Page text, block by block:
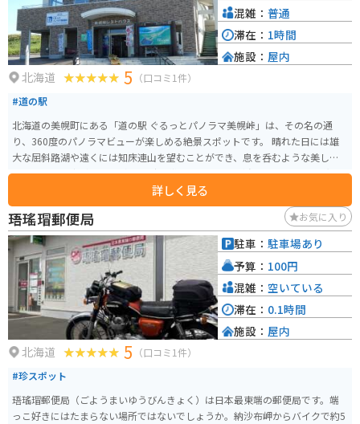
北海道 5 （口コミ1件）
#道の駅
北海道の美幌町にある「道の駅 ぐるっとパノラマ美幌峠」は、その名の通
り、360度のパノラマビューが楽しめる絶景スポットです。 晴れた日には雄
大な屈斜路湖や遠くには知床連山を望むことができ、息を呑むような美しさ
です。 特に、朝焼けと夕焼けの時間帯は、空と湖面が赤やオレンジ色に染ま
り、幻想的な風景が広がります。 道の駅には、地元の食材を使ったレストラ
ンや、特産品を販売するショップがあり、旅の休憩にも最適です。 バイクで
訪れる際は、峠道はカーブが多いので、安全運転を心がけてください。 周辺
には、屈斜路湖畔の温泉街や、広大な牧草地帯が広がり、北海道らしい雄大
な自然を満喫できます。 美幌峠は、夏はラベンダー、秋は紅葉と、季節ごと
に異なる表情を見せてくれるので、何度訪れても飽きることがありません。
詳しく見る
混雑： 普通
滞在： 1時間
施設： 屋内
珸瑤瑁郵便局 お気に入り
北海道 5 （口コミ1件）
#珍スポット
珸瑤瑁郵便局（ごようまいゆうびんきょく）は日本最東端の郵便局です。端
っこ好きにはたまらない場所ではないでしょうか。納沙布岬からバイクで約5
駐車： 駐車場あり
予算： 100円
混雑： 空いている
滞在： 0.1時間
施設： 屋内